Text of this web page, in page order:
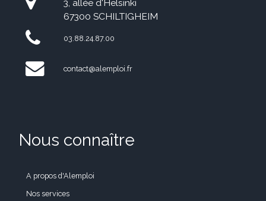
3, allée d'Helsinki
67300 SCHILTIGHEIM
03.88.24.87.00
contact@alemploi.fr
Nous connaître
A propos d'Alemploi
Nos services